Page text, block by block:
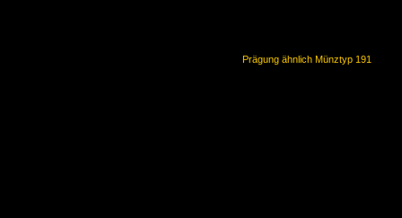
Prägung ähnlich Münztyp 191